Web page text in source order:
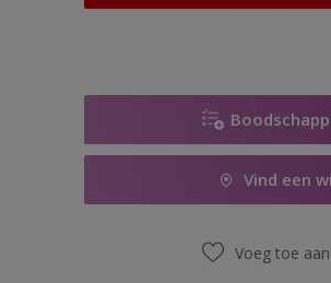
Vind een
Voeg toe